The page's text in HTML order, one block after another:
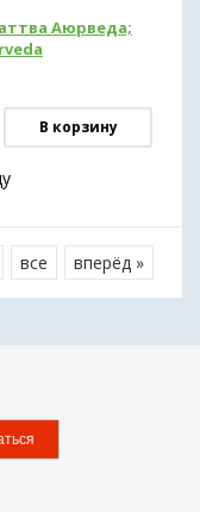
Аюрведа;
В корзину
все вперёд »